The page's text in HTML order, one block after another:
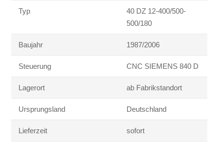
Typ
40 DZ 12-400/500-
500/180
Baujahr 1987/2006
Steuerung CNC SIEMENS 840 D
Lagerort ab Fabrikstandort
Ursprungsland Deutschland
Lieferzeit sofort